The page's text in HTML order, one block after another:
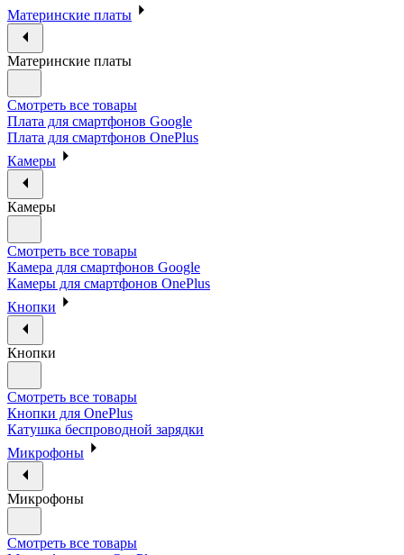
Материнские платы
Материнские платы
Смотреть все товары
Плата для смартфонов Google
Плата для смартфонов OnePlus
Камеры
Камеры
Смотреть все товары
Камера для смартфонов Google
Камеры для смартфонов OnePlus
Кнопки
Кнопки
Смотреть все товары
Кнопки для OnePlus
Катушка беспроводной зарядки
Микрофоны
Микрофоны
Смотреть все товары